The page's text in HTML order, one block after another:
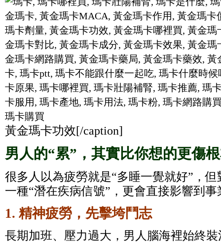
黃金瑪卡功效[/caption]
男人的“累”，其實比你想的更傷
很多人以為疲勞就是“多睡一覺就好”，
一種“潛在疾病信號”，更會直接影響到
1. 精神疲勞，先擊垮鬥志
長期加班、壓力過大，男人腦海裡始終